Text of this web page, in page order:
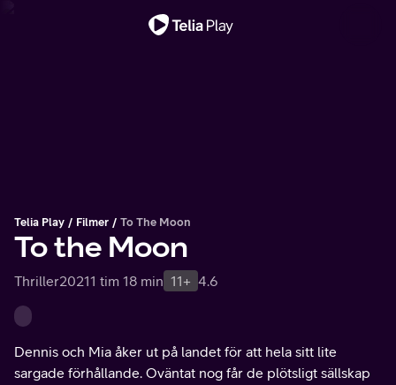
Telia Play Filmer To The Moon
To the Moon
Thriller20211 tim 18 min 11+ 4.6
Dennis och Mia åker ut på landet för att hela sitt lite
sargade förhållande. Oväntat nog får de plötsligt sällskap